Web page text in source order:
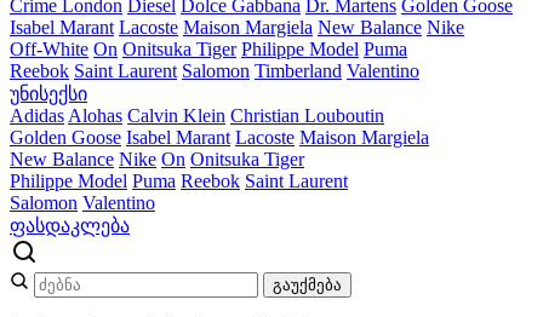
Crime London Diesel Dolce Gabbana Dr. Martens Golden Goose
Isabel Marant Lacoste Maison Margiela New Balance Nike
Off-White On Onitsuka Tiger Philippe Model Puma
Reebok Saint Laurent Salomon Timberland Valentino
უნისექსი
Adidas Alohas Calvin Klein Christian Louboutin
Golden Goose Isabel Marant Lacoste Maison Margiela
New Balance Nike On Onitsuka Tiger
Philippe Model Puma Reebok Saint Laurent
Salomon Valentino
ფასდაკლება
გაუქმება